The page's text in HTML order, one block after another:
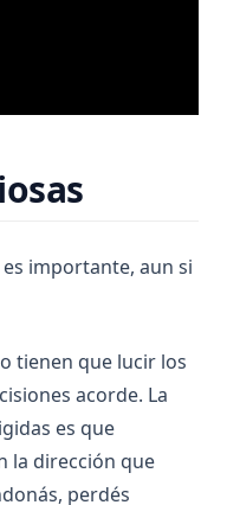
importante, aun si
tienen que lucir los
acorde. La
es que
la dirección que
perdés